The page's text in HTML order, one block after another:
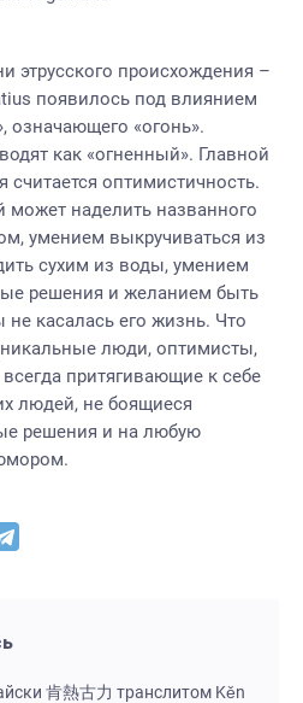
этрусского происхождения –
появилось под влиянием
означающего «огонь».
как «огненный». Главной
считается оптимистичность.
может наделить названного
умением выкручиваться из
сухим из воды, умением
решения и желанием быть
касалась его жизнь. Что
люди, оптимисты,
притягивающие к себе
людей, не боящиеся
решения и на любую
肯熱古力 транслитом Kěn